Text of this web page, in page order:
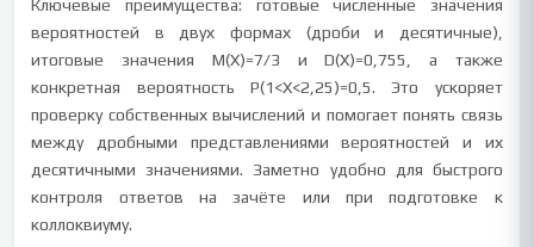
Ключевые преимущества: готовые численные значения
вероятностей в двух формах (дроби и десятичные),
итоговые значения M(X)=7/3 и D(X)=0,755, а также
конкретная вероятность P(1<X<2,25)=0,5. Это ускоряет
проверку собственных вычислений и помогает понять связь
между дробными представлениями вероятностей и их
десятичными значениями. Заметно удобно для быстрого
контроля ответов на зачёте или при подготовке к
коллоквиуму.